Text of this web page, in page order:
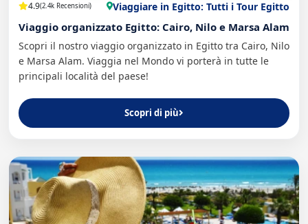
4.9(2.4k Recensioni) Viaggiare in Egitto: Tutti i Tour Egitto
Viaggio organizzato Egitto: Cairo, Nilo e Marsa Alam
Scopri il nostro viaggio organizzato in Egitto tra Cairo, Nilo
e Marsa Alam. Viaggia nel Mondo vi porterà in tutte le
principali località del paese!
Scopri di più